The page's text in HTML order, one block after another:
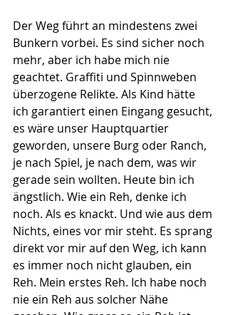
Der Weg führt an mindestens zwei
Bunkern vorbei. Es sind sicher noch
mehr, aber ich habe mich nie
geachtet. Graffiti und Spinnweben
überzogene Relikte. Als Kind hätte
ich garantiert einen Eingang gesucht,
es wäre unser Hauptquartier
geworden, unsere Burg oder Ranch,
je nach Spiel, je nach dem, was wir
gerade sein wollten. Heute bin ich
ängstlich. Wie ein Reh, denke ich
noch. Als es knackt. Und wie aus dem
Nichts, eines vor mir steht. Es sprang
direkt vor mir auf den Weg, ich kann
es immer noch nicht glauben, ein
Reh. Mein erstes Reh. Ich habe noch
nie ein Reh aus solcher Nähe